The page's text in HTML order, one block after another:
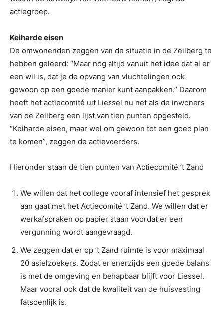
actiegroep.
Keiharde eisen
De omwonenden zeggen van de situatie in de Zeilberg te
hebben geleerd: “Maar nog altijd vanuit het idee dat al er
een wil is, dat je de opvang van vluchtelingen ook
gewoon op een goede manier kunt aanpakken.” Daarom
heeft het actiecomité uit Liessel nu net als de inwoners
van de Zeilberg een lijst van tien punten opgesteld.
“Keiharde eisen, maar wel om gewoon tot een goed plan
te komen”, zeggen de actievoerders.
Hieronder staan de tien punten van Actiecomité ’t Zand
We willen dat het college vooraf intensief het gesprek
aan gaat met het Actiecomité ’t Zand. We willen dat er
werkafspraken op papier staan voordat er een
vergunning wordt aangevraagd.
We zeggen dat er op ’t Zand ruimte is voor maximaal
20 asielzoekers. Zodat er enerzijds een goede balans
is met de omgeving en behapbaar blijft voor Liessel.
Maar vooral ook dat de kwaliteit van de huisvesting
fatsoenlijk is.